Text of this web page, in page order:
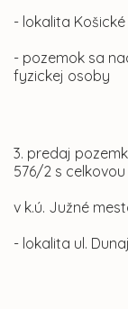
- lokalita
- pozemok sa
fyzickej osoby
3. predaj
576/2 s
v k.ú. Južné
- lokalita ul.